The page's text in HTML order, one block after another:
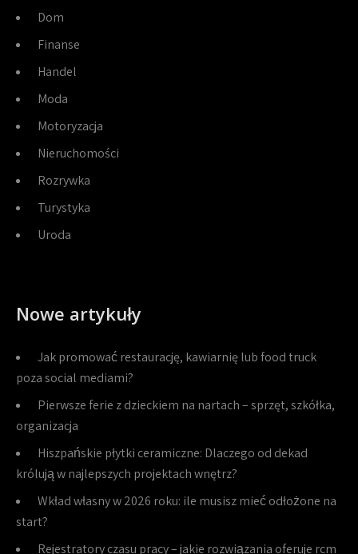
Dom
Finanse
Handel
Moda
Motoryzacja
Nieruchomości
Rozrywka
Turystyka
Uroda
Nowe artykuły
Jak promować restaurację, kawiarnię lub food truck
poza social mediami?
Pierwsze ferie z dzieckiem na nartach – sprzęt, szkółka,
organizacja
Hiszpańskie płytki ceramiczne: Dlaczego od dekad
królują w najlepszych projektach wnętrz?
Wkład własny w 2026 roku: ile musisz mieć odłożone na
start?
Rejestratory czasu pracy – jakie rozwiązania oferuje rcm